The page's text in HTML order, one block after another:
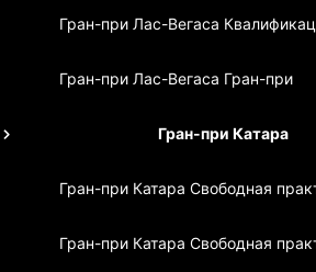
Гран-при Лас-Вегаса
Гран-при Лас-Вегаса Гран-при
Гран-при Катара
Гран-при Катара Свободная
Гран-при Катара Свободная